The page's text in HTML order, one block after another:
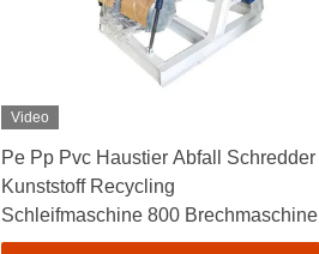
Video
Pe Pp Pvc Haustier Abfall Schredder
Kunststoff Recycling
Schleifmaschine 800 Brechmaschine